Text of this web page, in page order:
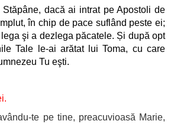
dacă ai intrat pe Apostoli de
în chip de pace suflând peste ei;
şi a dezlega păcatele. Și după opt
Tale le-ai arătat lui Toma, cu care
Tu eşti.
te pe tine, preacuvioasă Marie,